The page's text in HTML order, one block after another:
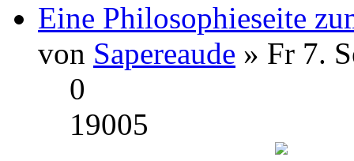
Eine Philosophieseite
von Sapereaude » Fr 7.
0
19005